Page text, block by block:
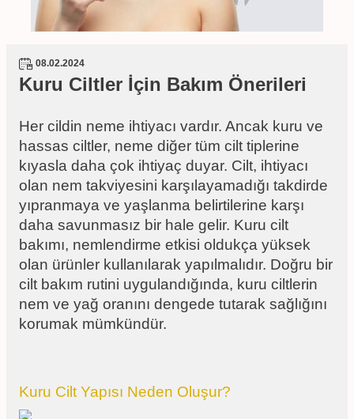
08.02.2024
Kuru Ciltler İçin Bakım Önerileri
Her cildin neme ihtiyacı vardır. Ancak kuru ve
hassas ciltler, neme diğer tüm cilt tiplerine
kıyasla daha çok ihtiyaç duyar. Cilt, ihtiyacı
olan nem takviyesini karşılayamadığı takdirde
yıpranmaya ve yaşlanma belirtilerine karşı
daha savunmasız bir hale gelir. Kuru cilt
bakımı, nemlendirme etkisi oldukça yüksek
olan ürünler kullanılarak yapılmalıdır. Doğru bir
cilt bakım rutini uygulandığında, kuru ciltlerin
nem ve yağ oranını dengede tutarak sağlığını
korumak mümkündür.
Kuru Cilt Yapısı Neden Oluşur?